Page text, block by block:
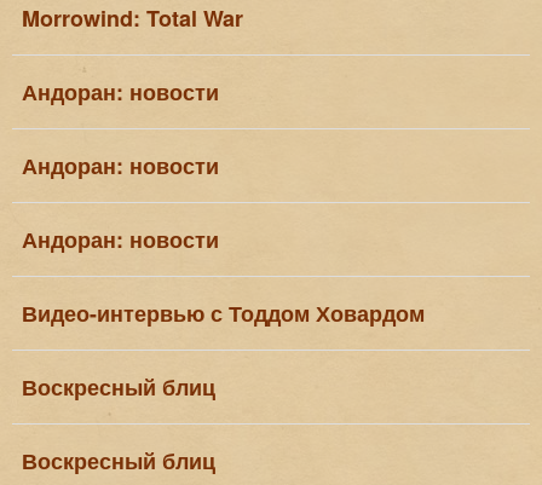
Morrowind: Total War
Андоран: новости
Андоран: новости
Андоран: новости
Видео-интервью с Тоддом Ховардом
Воскресный блиц
Воскресный блиц